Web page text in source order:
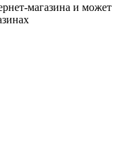
магазина и может